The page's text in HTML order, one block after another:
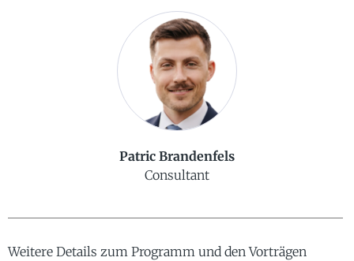
Patric Brandenfels
Consultant
Weitere Details zum Programm und den Vorträgen